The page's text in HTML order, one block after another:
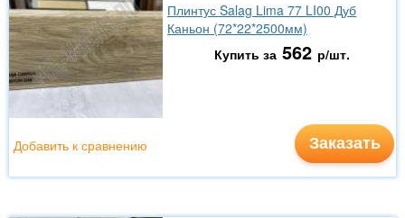
Плинтус Salag Lima 77 LI00 Дуб
Каньон (72*22*2500мм)
Купить за 562 р/шт.
Заказать
Добавить к сравнению